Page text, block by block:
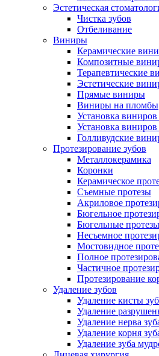
Эстетическая
Чистка зубов
Отбеливание
Виниры
Керамические
Композитные
Терапевтические
Эстетические
Прямые виниры
Виниры на пломбы
Установка
Установка
Голливудские
Протезирование зубов
Металлокерамика
Коронки
Керамическое
Съемные протезы
Акриловое
Бюгельное
Бюгельные
Несъемное
Мостовидное
Полное
Частичное
Протезирование
Удаление зубов
Удаление кисты
Удаление
Удаление нерва
Удаление корня
Удаление зуба